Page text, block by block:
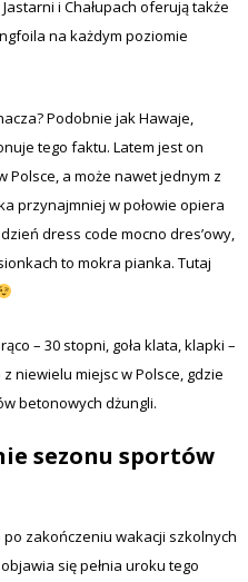
i Chałupach oferują także
na każdym poziomie
Podobnie jak Hawaje,
tego faktu. Latem jest on
a może nawet jednym z
przynajmniej w połowie opiera
dress code mocno dres’owy,
to mokra pianka. Tutaj
– 30 stopni, goła klata, klapki –
niewielu miejsc w Polsce, gdzie
betonowych dżungli.
sezonu sportów
zakończeniu wakacji szkolnych
się pełnia uroku tego